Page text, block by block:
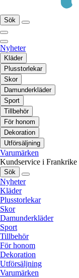
Sök
Nyheter
Kläder
Plusstorlekar
Skor
Damunderkläder
Sport
Tillbehör
För honom
Dekoration
Utförsäljning
Varumärken
Kundservice i Frankrike
Sök
Nyheter
Kläder
Plusstorlekar
Skor
Damunderkläder
Sport
Tillbehör
För honom
Dekoration
Utförsäljning
Varumärken